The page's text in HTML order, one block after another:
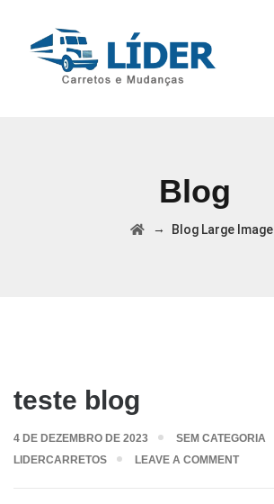
Blog
→ Blog Large Image
teste blog
4 DE DEZEMBRO DE 2023 SEM CATEGORIA
LIDERCARRETOS
LEAVE A COMMENT